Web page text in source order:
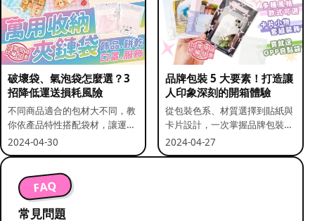
破壞袋、氣泡袋怎麼選？3
招降低運送損耗風險
不同商品適合的包材大不同，教
你依產品特性搭配袋材，讓運送
更安全。
2024-04-30
品牌包裝 5 大要素！打造讓
人印象深刻的開箱體驗
從包裝色系、材質選擇到貼紙與
卡片設計，一次掌握品牌包裝的
關鍵要素。
2024-04-27
FAQ
常見問題